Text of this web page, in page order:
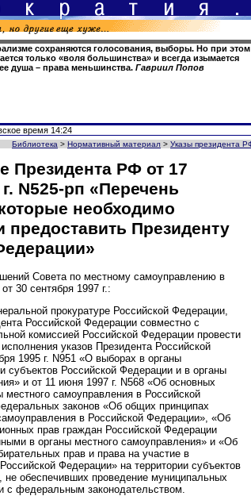
сохраняются голосования, выборы. Но при этом
только «воля большинства» и всегда изымается
душа – права меньшинства. Гавриил Попов
время 14:24
Библиотека > Нормативный материал > Указы президента
Президента РФ от 17
N525-рп «Перечень
необходимо
предоставить Президенту
Совета по местному самоуправлению в
30 сентября 1997 г.:
прокуратуре Российской Федерации,
Российской Федерации совместно с
комиссией Российской Федерации провести
указов Президента Российской
1995 г. N951 «О выборах в органы
субъектов Российской Федерации и в органы
и от 11 июня 1997 г. N568 «Об основных
самоуправления в Российской
законов «Об общих принципах
в Российской Федерации», «Об
прав граждан Российской Федерации
в органы местного самоуправления» и «Об
прав и права на участие в
Федерации» на территории субъектов
не обеспечивших проведение муниципальных
с федеральным законодательством.